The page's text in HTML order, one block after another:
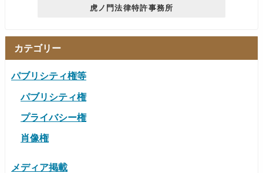
虎ノ門法律特許事務所
カテゴリー
パブリシティ権等
パブリシティ権
プライバシー権
肖像権
メディア掲載